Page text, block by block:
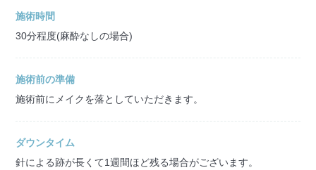
施術時間
30分程度(麻酔なしの場合)
施術前の準備
施術前にメイクを落としていただきます。
ダウンタイム
針による跡が長くて1週間ほど残る場合がございます。